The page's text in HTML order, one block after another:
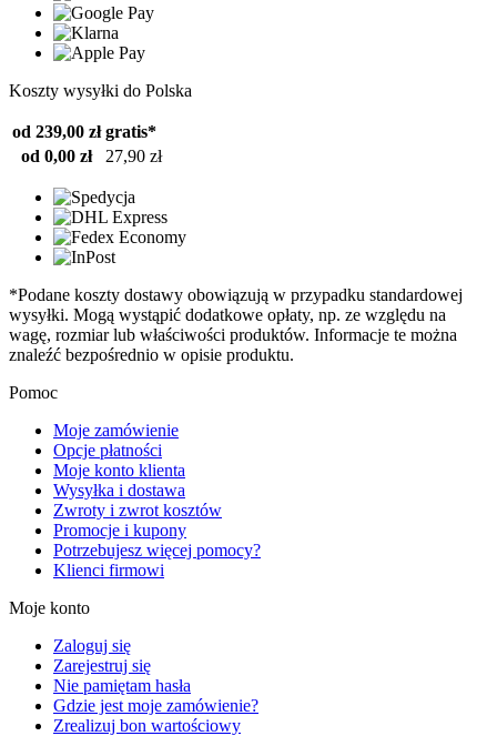
Koszty wysyłki do Polska
od 239,00 zł gratis*
od 0,00 zł
27,90 zł
*Podane koszty dostawy obowiązują w przypadku standardowej
wysyłki. Mogą wystąpić dodatkowe opłaty, np. ze względu na
wagę, rozmiar lub właściwości produktów. Informacje te można
znaleźć bezpośrednio w opisie produktu.
Pomoc
Moje zamówienie
Opcje płatności
Moje konto klienta
Wysyłka i dostawa
Zwroty i zwrot kosztów
Promocje i kupony
Potrzebujesz więcej pomocy?
Klienci firmowi
Moje konto
Zaloguj się
Zarejestruj się
Nie pamiętam hasła
Gdzie jest moje zamówienie?
Zrealizuj bon wartościowy